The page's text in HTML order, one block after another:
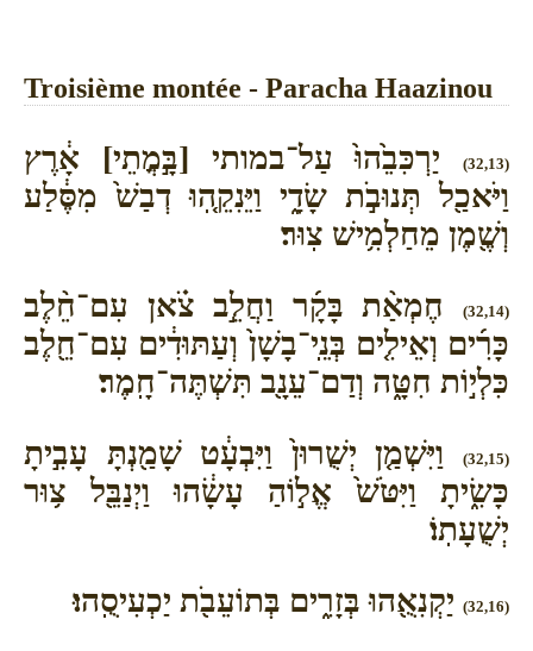
Troisième montée - Paracha Haazinou
(32,13)
יַרְכִּבֵ֙הוּ֙ עַל־במותי [בָּ֣מֳתֵי] אָ֔רֶץ
וַיֹּאכַ֖ל תְּנוּבֹ֣ת שָׂדָ֑י וַיֵּנִקֵ֤הֽוּ דְבַשׁ֙ מִסֶּ֔לַע
וְשֶׁ֖מֶן מֵחַלְמִ֥ישׁ צֽוּר׃
(32,14)
חֶמְאַ֨ת בָּקָ֜ר וַחֲלֵ֣ב צֹ֗אן עִם־חֵ֨לֶב
כָּרִ֜ים וְאֵילִ֤ים בְּנֵֽי־בָשָׁן֙ וְעַתּוּדִ֔ים עִם־חֵ֖לֶב
כִּלְי֣וֹת חִטָּ֑ה וְדַם־עֵנָ֖ב תִּשְׁתֶּה־חָֽמֶר׃
(32,15)
וַיִּשְׁמַ֤ן יְשֻׁרוּן֙ וַיִּבְעָ֔ט שָׁמַ֖נְתָּ עָבִ֣יתָ
כָּשִׂ֑יתָ וַיִּטֹּשׁ֙ אֱל֣וֹהַ עָשָׂ֔הוּ וַיְנַבֵּ֖ל צ֥וּר
יְשֻׁעָתֽוֹ׃
(32,16) יַקְנִאֻ֖הוּ בְּזָרִ֑ים בְּתוֹעֵבֹ֖ת יַכְעִיסֻֽהוּ׃